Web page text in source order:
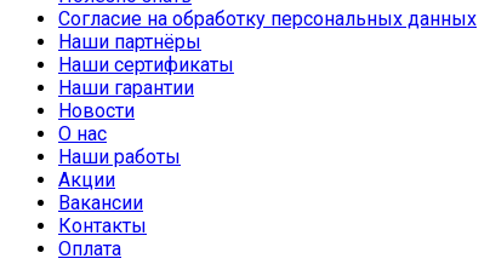
Согласие на обработку персональных данных
Наши партнёры
Наши сертификаты
Наши гарантии
Новости
О нас
Наши работы
Акции
Вакансии
Контакты
Оплата